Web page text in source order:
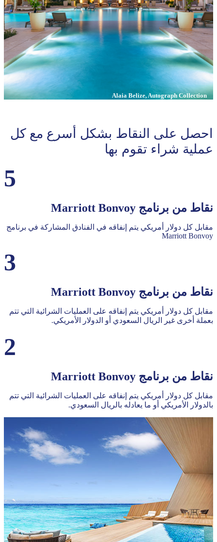
Alaia Belize, Autograph Collection
احصل على اﻟﻨﻘﺎط ﺑﺸﻜﻞ أﺳﺮع ﻣﻊ ﻛﻞ
ﻋﻤﻠﻴﺔ ﺷﺮاء ﺗﻘﻮم ﺑﻬﺎ
5
ﻧﻘﺎط ﻣﻦ ﺑﺮﻧﺎﻣﺞ Marriott Bonvoy
ﻣﻘﺎﺑﻞ ﻛﻞ دوﻻر أﻣﺮﻳﻜﻲ ﻳﺘﻢ إﻧﻔﺎﻗﻪ ﻓﻲ اﻟﻔﻨﺎدق اﻟﻤﺸﺎرﻛﺔ ﻓﻲ ﺑﺮﻧﺎﻣﺞ
Marriott Bonvoy
3
ﻧﻘﺎط ﻣﻦ ﺑﺮﻧﺎﻣﺞ Marriott Bonvoy
ﻣﻘﺎﺑﻞ ﻛﻞ دوﻻر أﻣﺮﻳﻜﻲ ﻳﺘﻢ إﻧﻔﺎﻗﻪ ﻋﻠﻰ اﻟﻌﻤﻠﻴﺎت اﻟﺸﺮاﺋﻴﺔ اﻟﺘﻲ ﺗﺘﻢ
ﺑﻌﻤﻠﺔ أﺧﺮى ﻏﻴﺮ اﻟﺮﻳﺎل اﻟﺴﻌﻮدي أو اﻟﺪوﻻر اﻷﻣﺮﻳﻜﻲ.
2
ﻧﻘﺎط ﻣﻦ ﺑﺮﻧﺎﻣﺞ Marriott Bonvoy
ﻣﻘﺎﺑﻞ ﻛﻞ دوﻻر أﻣﺮﻳﻜﻲ ﻳﺘﻢ إﻧﻔﺎﻗﻪ ﻋﻠﻰ اﻟﻌﻤﻠﻴﺎت اﻟﺸﺮاﺋﻴﺔ اﻟﺘﻲ ﺗﺘﻢ
ﺑﺎﻟﺪوﻻر اﻷﻣﺮﻳﻜﻲ أو ﻣﺎ ﻳﻌﺎدﻟﻪ ﺑﺎﻟﺮﻳﺎل اﻟﺴﻌﻮدي.